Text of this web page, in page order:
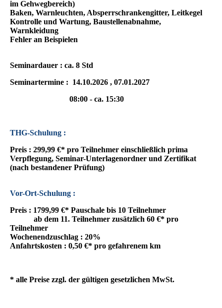
im Gehwegbereich)
Baken, Warnleuchten, Absperrschrankengitter, Leitkegel
Kontrolle und Wartung, Baustellenabnahme,
Warnkleidung
Fehler an Beispielen
Seminardauer : ca. 8 Std
Seminartermine : 14.10.2026 , 07.01.2027
08:00 - ca. 15:30
THG-Schulung :
Preis : 299,99 €* pro Teilnehmer einschließlich prima
Verpflegung, Seminar-Unterlagenordner und Zertifikat
(nach bestandener Prüfung)
Vor-Ort-Schulung :
Preis : 1799,99 €* Pauschale bis 10 Teilnehmer
ab dem 11. Teilnehmer zusätzlich 60 €* pro
Teilnehmer
Wochenendzuschlag : 20%
Anfahrtskosten : 0,50 €* pro gefahrenem km
* alle Preise zzgl. der gültigen gesetzlichen MwSt.